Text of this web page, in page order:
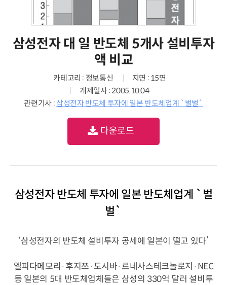
삼성전자 대 일 반도체 5개사 설비투자
액 비교
카테고리 : 정보통신
지면 : 15면
개제일자 : 2005.10.04
관련기사 : 삼성전자 반도체 투자에 일본 반도체업계 `벌벌`
다운로드
삼성전자 반도체 투자에 일본 반도체업계 `벌
벌`
‘삼성전자의 반도체 설비투자 공세에 일본이 떨고 있다’
엘피다메모리·후지쯔·도시바·르네사스테크놀로지·NEC
등 일본의 5대 반도체업체들은 삼성의 330억 달러 설비투